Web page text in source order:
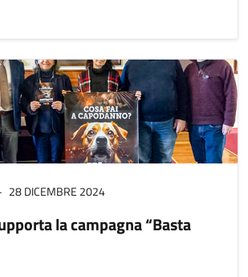
28 DICEMBRE 2024
la campagna “Basta